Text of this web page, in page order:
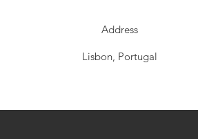
Address
Lisbon, Portugal